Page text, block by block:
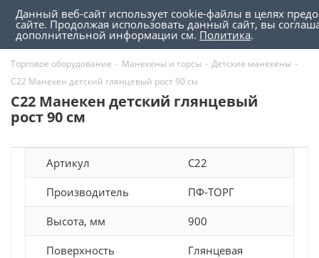
0
0
Торговое оборудование - Манекены и торсы - Детские манекены -
C22 Манекен детский глянцевый рост 90 см
C22 Манекен детский глянцевый
рост 90 см
Артикул C22
Производитель ПФ-ТОРГ
Высота, мм 900
Поверхность Глянцевая
Данный веб-сайт использует cookie-файлы в целях
сайте. Продолжая использовать данный сайт, вы
дополнительной информации см. Политика.